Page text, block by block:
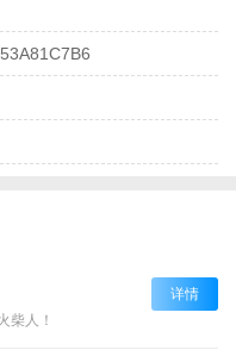
柴人！
详情